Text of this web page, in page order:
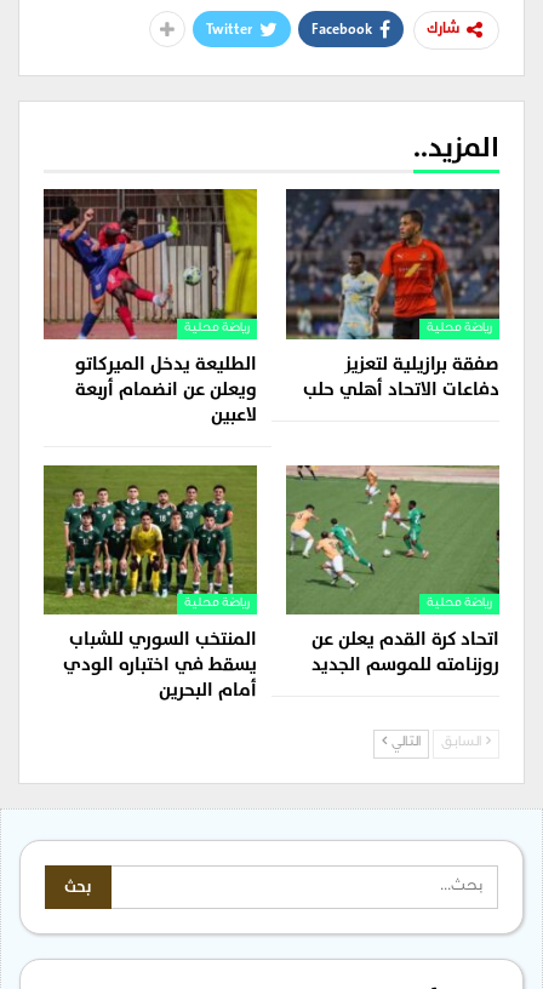
شارك Facebook
Twitter
المزيد..
رياضة محلية
صفقة برازيلية لتعزيز
دفاعات الاتحاد أهلي حلب
رياضة محلية
الطليعة يدخل الميركاتو
ويعلن عن انضمام أربعة
لاعبين
رياضة محلية
اتحاد كرة القدم يعلن عن
روزنامته للموسم الجديد
رياضة محلية
المنتخب السوري للشباب
يسقط في اختباره الودي
أمام البحرين
السابق التالي